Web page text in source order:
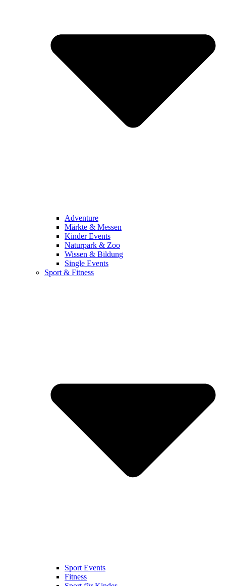
Adventure
Märkte & Messen
Kinder Events
Naturpark & Zoo
Wissen & Bildung
Single Events
Sport & Fitness
Sport Events
Fitness